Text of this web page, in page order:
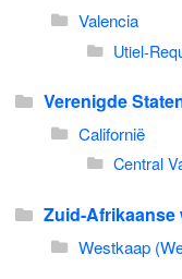
Valencia
Utiel-
Verenigde
Californië
Central
Zuid-Afrikaanse
Westkaap